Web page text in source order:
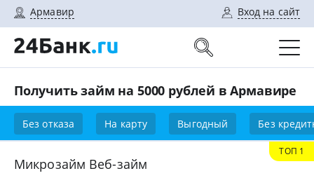
Армавир Вход на сайт
Получить займ на 5000 рублей в Армавире
Без отказа На карту Выгодный Без
Микрозайм Веб-займ
ТОП 1